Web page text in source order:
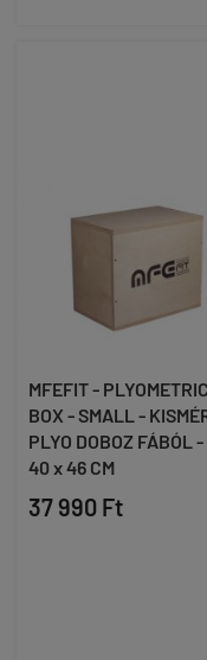
MFEFIT - PLYOMETRIC
BOX - SMALL -
PLYO DOBOZ FÁBÓL
40 x 46 CM
37 990 Ft